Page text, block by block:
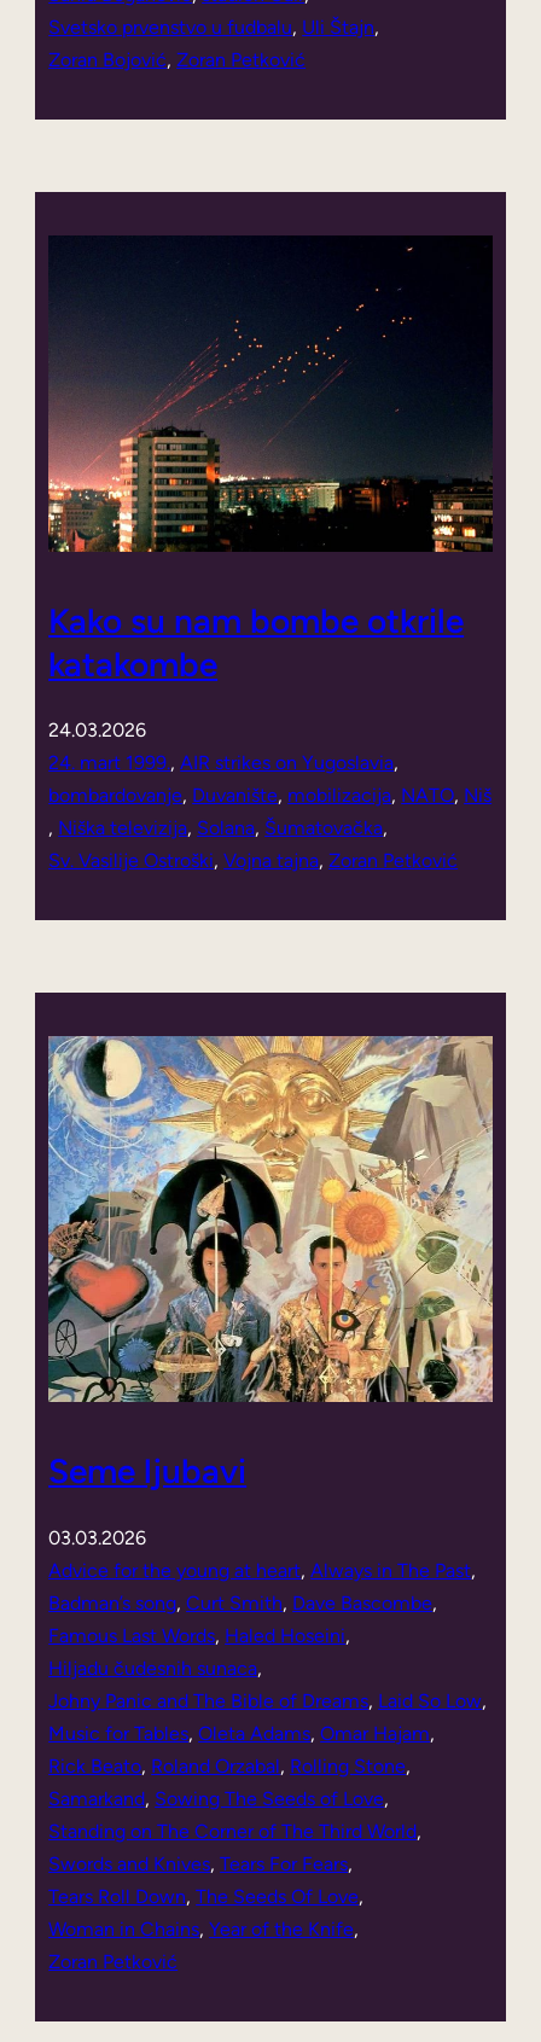
Svetsko prvenstvo u fudbalu, Uli Štajn,
Zoran Bojović, Zoran Petković
Kako su nam bombe otkrile
katakombe
24.03.2026
24. mart 1999., AIR strikes on Yugoslavia,
bombardovanje, Duvanište, mobilizacija, NATO, Niš
, Niška televizija, Solana, Šumatovačka,
Sv. Vasilije Ostroški, Vojna tajna, Zoran Petković
Seme ljubavi
03.03.2026
Advice for the young at heart, Always in The Past,
Badman’s song, Curt Smith, Dave Bascombe,
Famous Last Words, Haled Hoseini,
Hiljadu čudesnih sunaca,
Johny Panic and The Bible of Dreams, Laid So Low,
Music for Tables, Oleta Adams, Omar Hajam,
Rick Beato, Roland Orzabal, Rolling Stone,
Samarkand, Sowing The Seeds of Love,
Standing on The Corner of The Third World,
Swords and Knives, Tears For Fears,
Tears Roll Down, The Seeds Of Love,
Woman in Chains, Year of the Knife,
Zoran Petković